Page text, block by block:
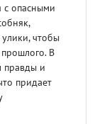
с опасными
чтобы
В
правды и
придает